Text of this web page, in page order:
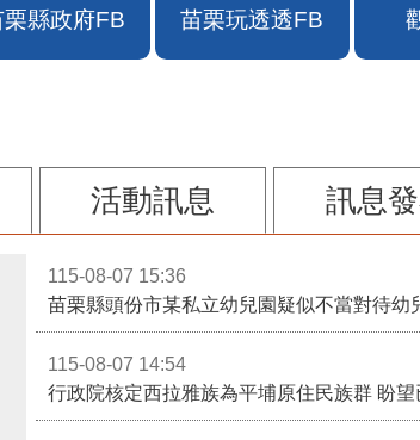
栗縣政府FB 苗栗玩透透FB
活動訊息 訊息
115-08-07 15:36
苗栗縣頭份市某私立幼兒園疑似不當對待幼
115-08-07 14:54